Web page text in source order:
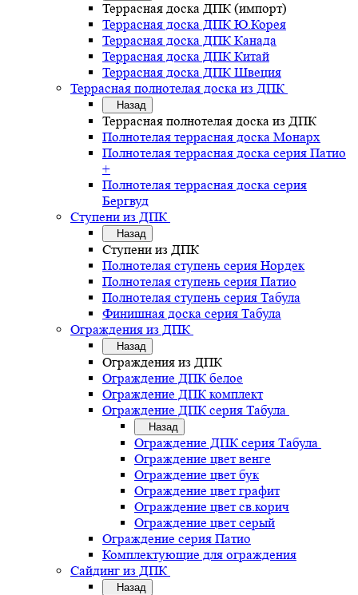
Террасная доска ДПК (импорт)
Террасная доска ДПК Ю.Корея
Террасная доска ДПК Канада
Террасная доска ДПК Китай
Террасная доска ДПК Швеция
Террасная полнотелая доска из ДПК
Назад
Террасная полнотелая доска из ДПК
Полнотелая террасная доска Монарх
Полнотелая террасная доска серия Патио
+
Полнотелая террасная доска серия
Бергвуд
Ступени из ДПК
Назад
Ступени из ДПК
Полнотелая ступень серия Нордек
Полнотелая ступень серия Патио
Полнотелая ступень серия Табула
Финишная доска серия Табула
Ограждения из ДПК
Назад
Ограждения из ДПК
Ограждение ДПК белое
Ограждение ДПК комплект
Ограждение ДПК серия Табула
Назад
Ограждение ДПК серия Табула
Ограждение цвет венге
Ограждение цвет бук
Ограждение цвет графит
Ограждение цвет св.корич
Ограждение цвет серый
Ограждение серия Патио
Комплектующие для ограждения
Сайдинг из ДПК
Назад